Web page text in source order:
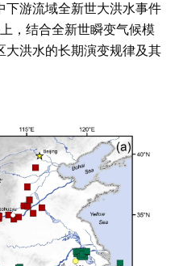
下游流域全新世大洪水事件
，结合全新世瞬变气候模
大洪水的长期演变规律及其